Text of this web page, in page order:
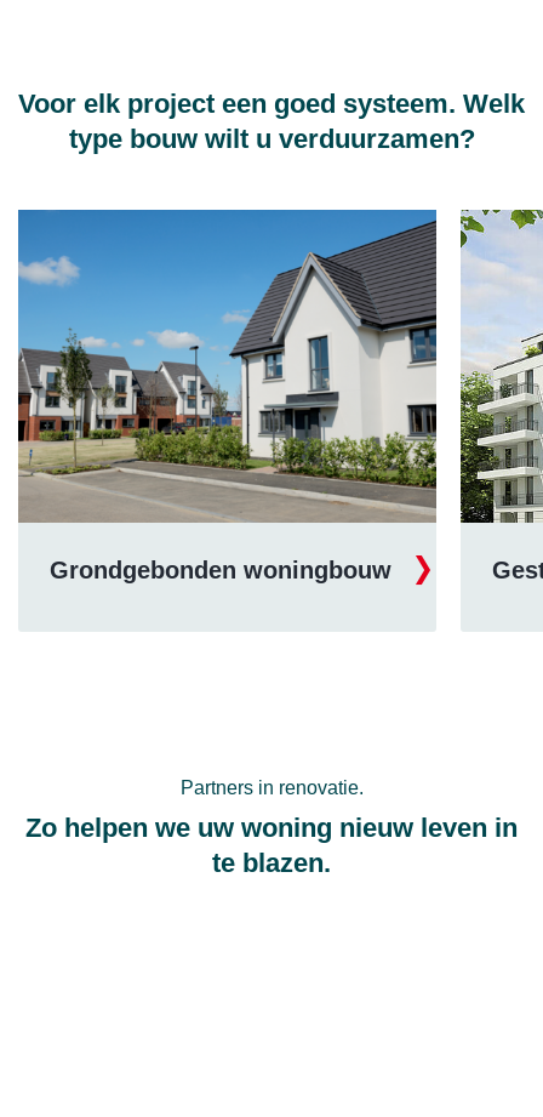
Voor elk project een goed systeem. Welk
type bouw wilt u verduurzamen?
Gestapelde woningbouw
Partners in renovatie.
Zo helpen we uw woning nieuw leven in
te blazen.